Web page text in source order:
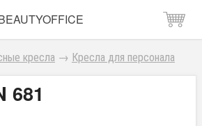
кресла → Кресла для персонала
681